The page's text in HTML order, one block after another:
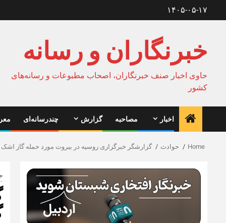
۱۴۰۵-۰۵-۱۷
خبرنگاران و رسانه
حاوی اخبار صنف خبرنگاران، اصحاب مطبوعات و رسانه‌های
کشور
اخبار مصاحبه گزارش چندرسانه‌ای
Home حوادث گزارشگر خبرگزاری روسیه در بیروت مورد حمله گاز اشک